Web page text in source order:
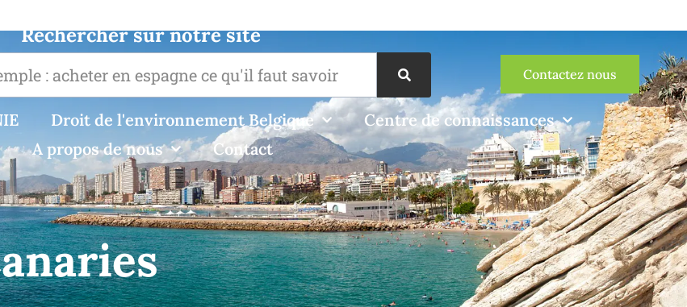
Rechercher sur notre site
Contactez nous
Droit de l'environnement Belgique
Centre de connaissances
A propos de nous
Contact